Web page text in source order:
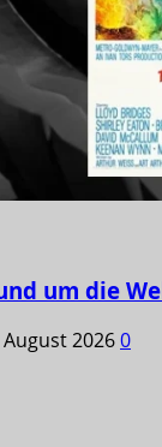
um die
August 20260